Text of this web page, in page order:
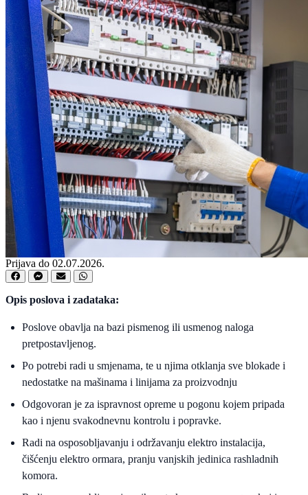
Prijava do 02.07.2026.
Opis poslova i zadataka:
Poslove obavlja na bazi pismenog ili usmenog naloga
pretpostavljenog.
Po potrebi radi u smjenama, te u njima otklanja sve blokade i
nedostatke na mašinama i linijama za proizvodnju
Odgovoran je za ispravnost opreme u pogonu kojem pripada
kao i njenu svakodnevnu kontrolu i popravke.
Radi na osposobljavanju i održavanju elektro instalacija,
čišćenju elektro ormara, pranju vanjskih jedinica rashladnih
komora.